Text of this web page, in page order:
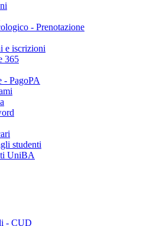
- Prenotazione
e iscrizioni
365
- PagoPA
studenti
UniBA
- CUD